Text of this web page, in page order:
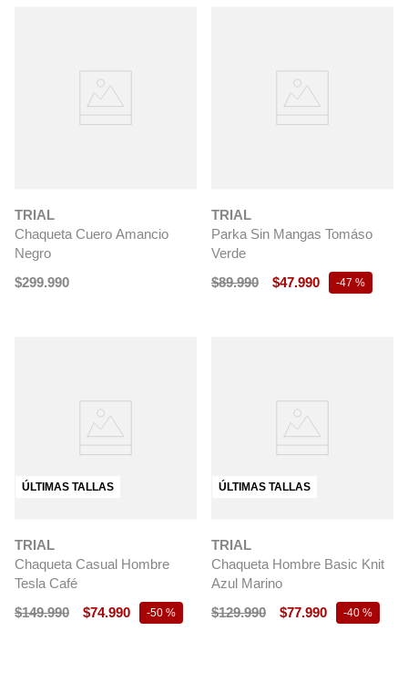
TRIAL
Chaqueta Cuero Amancio
Negro
$299.990
TRIAL
Parka Sin Mangas Tomáso
Verde
$89.990 $47.990 -47 %
ÚLTIMAS TALLAS
TRIAL
Chaqueta Casual Hombre
Tesla Café
$149.990 $74.990 -50 %
ÚLTIMAS TALLAS
TRIAL
Chaqueta Hombre Basic Knit
Azul Marino
$129.990 $77.990 -40 %